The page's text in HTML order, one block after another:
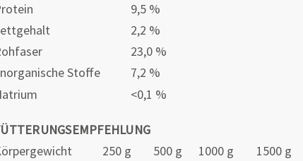
9,5 %
2,2 %
23,0 %
Stoffe
7,2 %
<0,1 %
250 g 500 g 1000 g 1500 g